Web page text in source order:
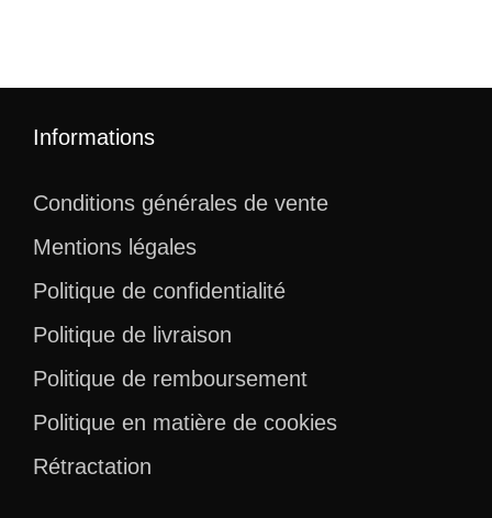
Informations
Conditions générales de vente
Mentions légales
Politique de confidentialité
Politique de livraison
Politique de remboursement
Politique en matière de cookies
Rétractation